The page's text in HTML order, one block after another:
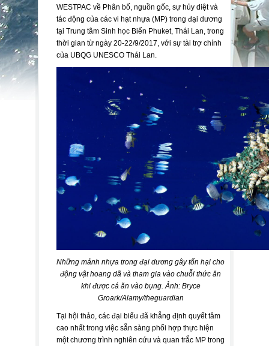
WESTPAC về Phân bố, nguồn gốc, sự hủy diệt và
tác động của các vi hạt nhựa (MP) trong đại dương
tại Trung tâm Sinh học Biển Phuket, Thái Lan, trong
thời gian từ ngày 20-22/9/2017, với sự tài trợ chính
của UBQG UNESCO Thái Lan.
Những mảnh nhựa trong đại dương gây tổn hại cho
động vật hoang dã và tham gia vào chuỗi thức ăn
khi được cá ăn vào bụng. Ảnh: Bryce
Groark/Alamy/theguardian
Tại hội thảo, các đại biểu đã khẳng định quyết tâm
cao nhất trong việc sẵn sàng phối hợp thực hiện
một chương trình nghiên cứu và quan trắc MP trong